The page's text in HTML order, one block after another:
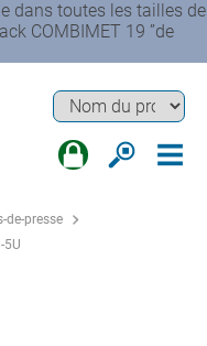
dans toutes les tailles de
COMBIMET 19 ”de
de-presse
5U